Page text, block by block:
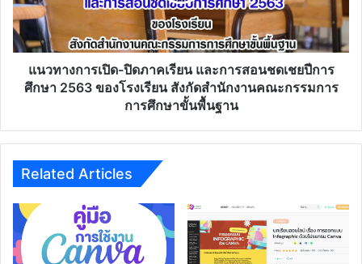
และ
การ
สอน
ชดเชย
2563
โรงเรียน
สังกัด
สำนักงาน
คณะ
กรรมการ
การ
แนวทางการเปิด-ปิดภาคเรียน และการสอนชดเชยปีการ
ศึกษา 2563 ของโรงเรียน สังกัดสำนักงานคณะกรรมการ
การศึกษาขั้นพื้นฐาน
Related Articles